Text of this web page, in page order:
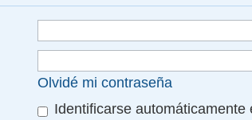
Olvidé mi contraseña
Identificarse automáticamente